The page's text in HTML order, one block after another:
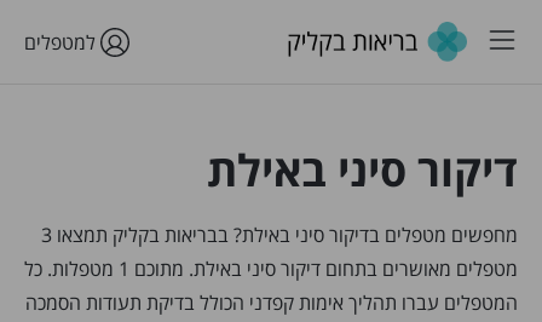
למטפלים
דיקור סיני באילת
מחפשים מטפלים בדיקור סיני באילת? בבריאות בקליק תמצאו 3
מטפלים מאושרים בתחום דיקור סיני באילת. מתוכם 1 מטפלות. כל
המטפלים עברו תהליך אימות קפדני הכולל בדיקת תעודות הסמכה